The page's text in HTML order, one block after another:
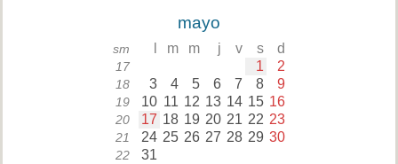
mayo
sm m m j v s d
17 1 2
18 3 4 5 6 7 8 9
19 10 11 12 13 14 15 16
20 17 18 19 20 21 22 23
21 24 25 26 27 28 29 30
22 31